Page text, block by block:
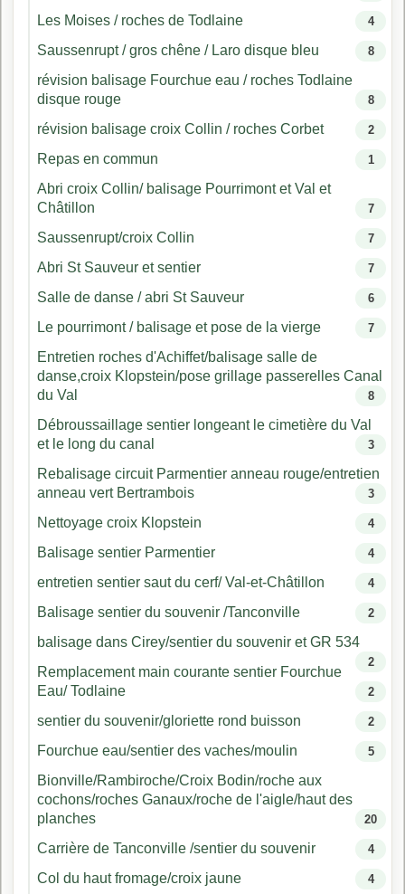
Les Moises / roches de Todlaine 4
Saussenrupt / gros chêne / Laro disque bleu 8
révision balisage Fourchue eau / roches Todlaine
disque rouge
8
révision balisage croix Collin / roches Corbet 2
Repas en commun 1
Abri croix Collin/ balisage Pourrimont et Val et
Châtillon
7
Saussenrupt/croix Collin 7
Abri St Sauveur et sentier 7
Salle de danse / abri St Sauveur 6
Le pourrimont / balisage et pose de la vierge 7
Entretien roches d'Achiffet/balisage salle de
danse,croix Klopstein/pose grillage passerelles Canal
du Val
8
Débroussaillage sentier longeant le cimetière du Val
et le long du canal
3
Rebalisage circuit Parmentier anneau rouge/entretien
anneau vert Bertrambois
3
Nettoyage croix Klopstein 4
Balisage sentier Parmentier 4
entretien sentier saut du cerf/ Val-et-Châtillon 4
Balisage sentier du souvenir /Tanconville 2
balisage dans Cirey/sentier du souvenir et GR 534
2
Remplacement main courante sentier Fourchue
Eau/ Todlaine
2
sentier du souvenir/gloriette rond buisson 2
Fourchue eau/sentier des vaches/moulin 5
Bionville/Rambiroche/Croix Bodin/roche aux
cochons/roches Ganaux/roche de l'aigle/haut des
planches
20
Carrière de Tanconville /sentier du souvenir 4
Col du haut fromage/croix jaune 4